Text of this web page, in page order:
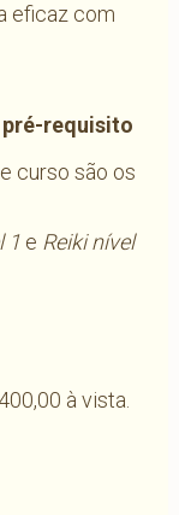
eficaz com
pré-requisito
curso são os
1e Reiki nível
à vista.